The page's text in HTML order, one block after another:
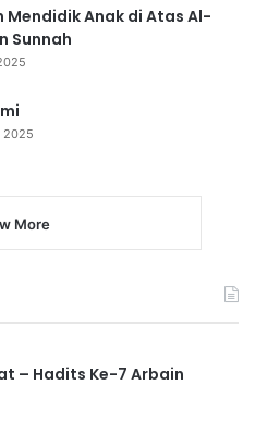
Mendidik Anak di Atas Al-
Sunnah
2025
More
– Hadits Ke-7 Arbain